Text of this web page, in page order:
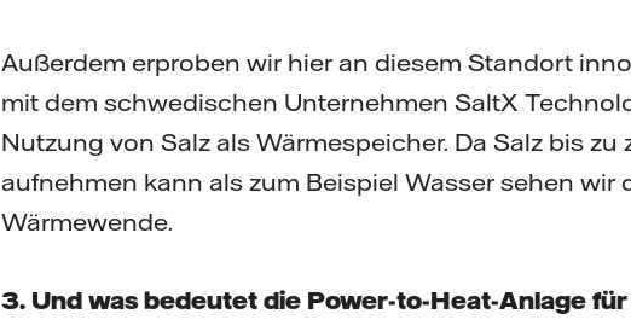
Außerdem erproben wir hier an diesem Standort
mit dem schwedischen Unternehmen SaltX
Nutzung von Salz als Wärmespeicher. Da Salz bis zu
aufnehmen kann als zum Beispiel Wasser sehen wir
Wärmewende.
3. Und was bedeutet die Power-to-Heat-Anlage